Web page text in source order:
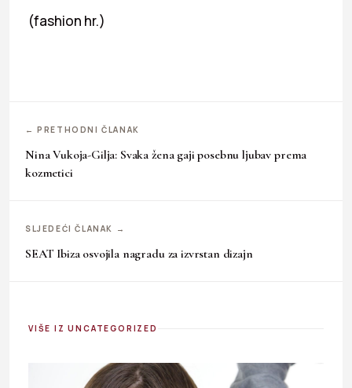
(fashion hr.)
← PRETHODNI ČLANAK
Nina Vukoja-Gilja: Svaka žena gaji posebnu ljubav prema
kozmetici
SLJEDEĆI ČLANAK →
SEAT Ibiza osvojila nagradu za izvrstan dizajn
VIŠE IZ UNCATEGORIZED